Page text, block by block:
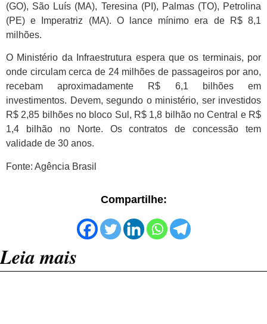
(GO), São Luís (MA), Teresina (PI), Palmas (TO), Petrolina
(PE) e Imperatriz (MA). O lance mínimo era de R$ 8,1
milhões.
O Ministério da Infraestrutura espera que os terminais, por
onde circulam cerca de 24 milhões de passageiros por ano,
recebam aproximadamente R$ 6,1 bilhões em
investimentos. Devem, segundo o ministério, ser investidos
R$ 2,85 bilhões no bloco Sul, R$ 1,8 bilhão no Central e R$
1,4 bilhão no Norte. Os contratos de concessão tem
validade de 30 anos.
Fonte: Agência Brasil
Compartilhe:
Leia mais